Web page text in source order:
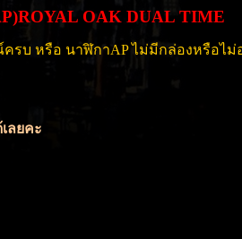
OAK DUAL TIME
รบ หรือ นาฬิกาAP ไม่มีกล่องหรือไม่
ลยคะ